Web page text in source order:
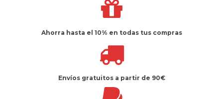
Ahorra hasta el 10% en todas tus compras
Envíos gratuitos a partir de 90€